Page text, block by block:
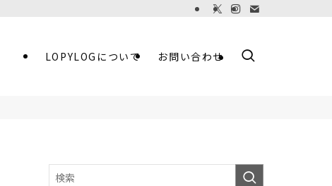
LOPYLOGについて お問い合わせ